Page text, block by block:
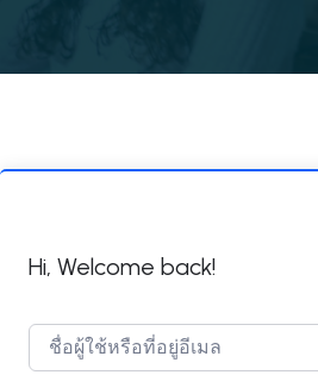
Hi, Welcome back!